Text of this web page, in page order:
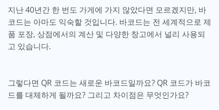
지난 40년간 한 번도 가게에 가지 않았다면 모르겠지만, 바
코드는 아마도 익숙할 것입니다. 바코드는 전 세계적으로 제
품 포장, 상점에서의 계산 및 다양한 창고에서 널리 사용되
고 있습니다.
그렇다면 QR 코드는 새로운 바코드일까요? QR 코드가 바코
드를 대체하게 될까요? 그리고 차이점은 무엇인가요?